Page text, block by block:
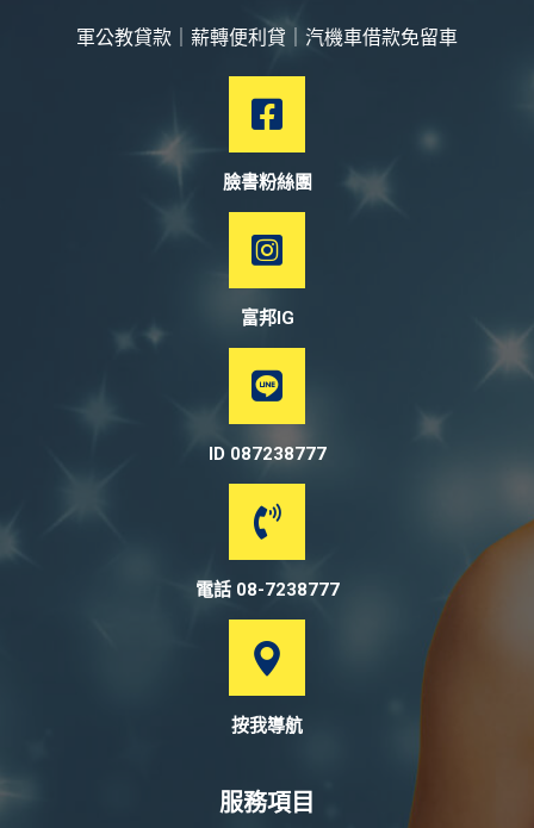
軍公教貸款｜薪轉便利貸｜汽機車借款免留車
臉書粉絲團
富邦IG
ID 087238777
電話 08-7238777
按我導航
服務項目